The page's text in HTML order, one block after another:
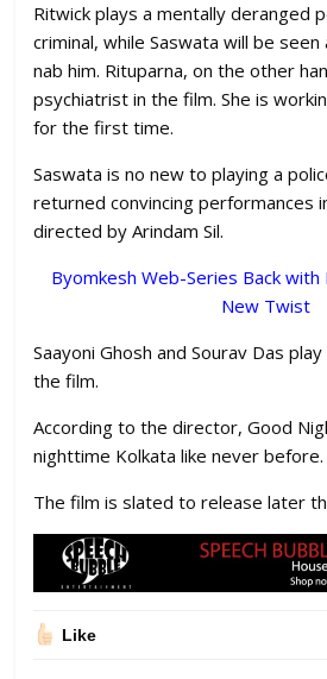
Ritwick plays a mentally deranged
criminal, while Saswata will be
nab him. Rituparna, on the other
psychiatrist in the film. She is
for the first time.
Saswata is no new to playing a
returned convincing performances
directed by Arindam Sil.
Byomkesh Web-Series Back with
New Twist
Saayoni Ghosh and Sourav Das
the film.
According to the director, Good
nighttime Kolkata like never before.
The film is slated to release later
Like